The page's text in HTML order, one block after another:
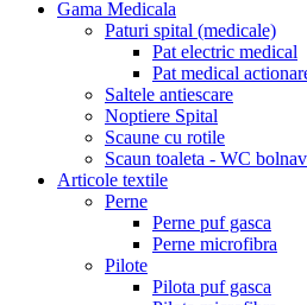
Gama Medicala
Paturi spital (medicale)
Pat electric medical
Pat medical
Saltele antiescare
Noptiere Spital
Scaune cu rotile
Scaun toaleta - WC
Articole textile
Perne
Perne puf gasca
Perne microfibra
Pilote
Pilota puf gasca